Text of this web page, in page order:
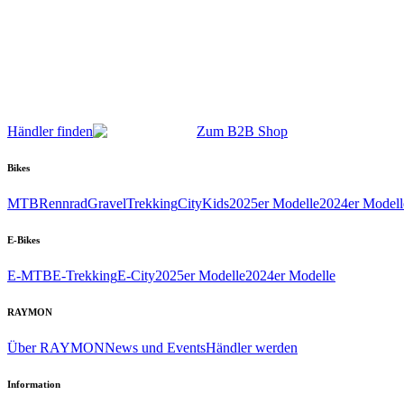
Händler finden Zum B2B Shop
Bikes
MTBRennradGravelTrekkingCityKids2025er Modelle2024er
E-Bikes
E-MTBE-TrekkingE-City2025er Modelle2024er Modelle
RAYMON
Über RAYMONNews und EventsHändler werden
Information